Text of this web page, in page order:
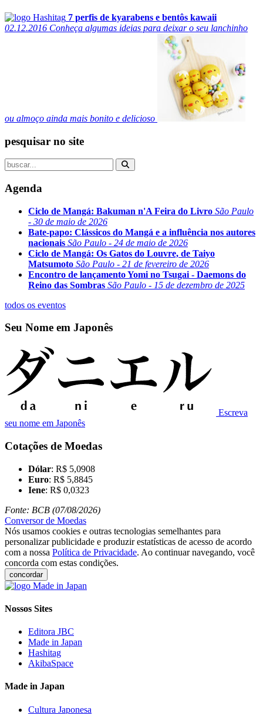
7 perfis de kyarabens e bentôs kawaii
02.12.2016 Conheça algumas ideias para deixar o seu lanchinho
ou almoço ainda mais bonito e delicioso
pesquisar no site
Agenda
Ciclo de Mangá: Bakuman n'A Feira do Livro São Paulo
- 30 de maio de 2026
Bate-papo: Clássicos do Mangá e a influência nos autores
nacionais São Paulo - 24 de maio de 2026
Ciclo de Mangá: Os Gatos do Louvre, de Taiyo
Matsumoto São Paulo - 21 de fevereiro de 2026
Encontro de lançamento Yomi no Tsugai - Daemons do
Reino das Sombras São Paulo - 15 de dezembro de 2025
todos os eventos
Seu Nome em Japonês
Escreva
seu nome em Japonês
Cotações de Moedas
Dólar: R$ 5,0908
Euro: R$ 5,8845
Iene: R$ 0,0323
Fonte: BCB (07/08/2026)
Conversor de Moedas
Nós usamos cookies e outras tecnologias semelhantes para
personalizar publicidade e produzir estatísticas de acesso de acordo
com a nossa Política de Privacidade. Ao continuar navegando, você
concorda com estas condições.
concordar
Nossos Sites
Editora JBC
Made in Japan
Hashitag
AkibaSpace
Made in Japan
Cultura Japonesa